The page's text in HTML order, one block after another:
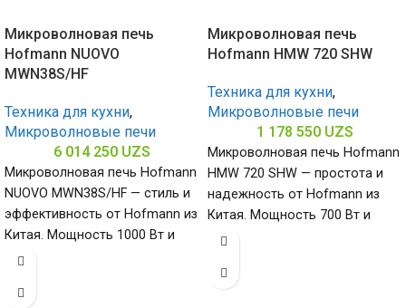
Микроволновая печь
Hofmann NUOVO
MWN38S/HF
Техника для кухни,
Микроволновые печи
6 014 250 UZS
Микроволновая печь Hofmann
NUOVO MWN38S/HF — стиль и
эффективность от Hofmann из
Китая. Мощность 1000 Вт и
нержавеющая сталь
Микроволновая печь
Hofmann HMW 720 SHW
Техника для кухни,
Микроволновые печи
1 178 550 UZS
Микроволновая печь Hofmann
HMW 720 SHW — простота и
надежность от Hofmann из
Китая. Мощность 700 Вт и
нержавеющая сталь